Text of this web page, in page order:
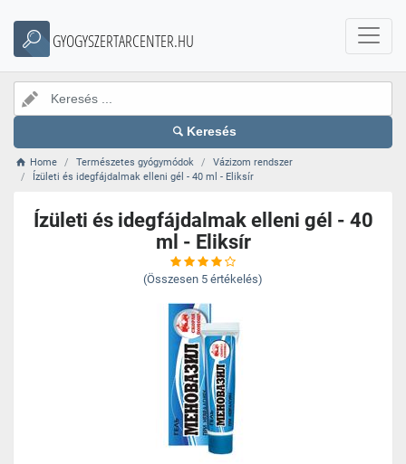
GYOGYSZERTARCENTER.HU
Keresés
Home Természetes gyógymódok
Vázizom rendszer
Ízületi és idegfájdalmak elleni gél - 40 ml - Eliksír
Ízületi és idegfájdalmak elleni gél - 40
ml - Eliksír
(Összesen 5 értékelés)